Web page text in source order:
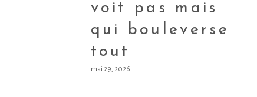
voit pas mais
qui bouleverse
tout
mai 29, 2026